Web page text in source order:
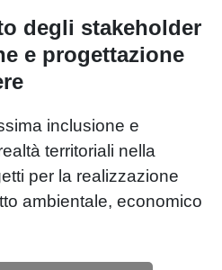
degli stakeholder
e progettazione
inclusione e
territoriali nella
per la realizzazione
ambientale, economico